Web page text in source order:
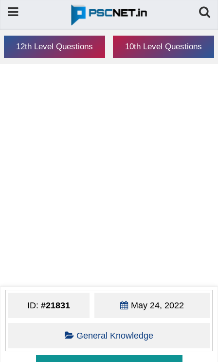
12th Level Questions 10th Level Questions
ID:#21831 May 24, 2022
General Knowledge